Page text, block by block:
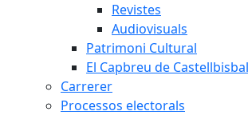
Revistes
Audiovisuals
Patrimoni Cultural
El Capbreu de Castellbisbal
Carrerer
Processos electorals